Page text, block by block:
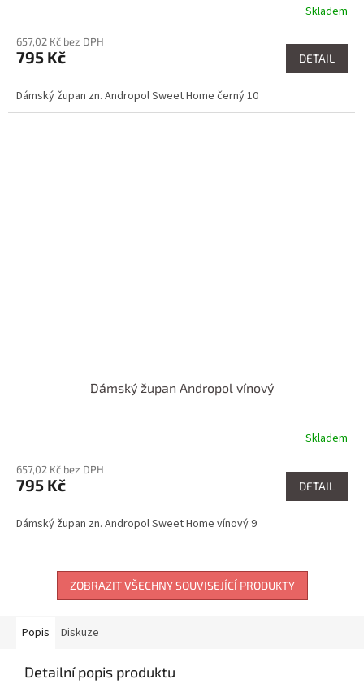
Skladem
657,02 Kč bez DPH
795 Kč DETAIL
Dámský župan zn. Andropol Sweet Home černý 10
Dámský župan Andropol vínový
Skladem
657,02 Kč bez DPH
795 Kč DETAIL
Dámský župan zn. Andropol Sweet Home vínový 9
ZOBRAZIT VŠECHNY SOUVISEJÍCÍ PRODUKTY
Popis Diskuze
Detailní popis produktu